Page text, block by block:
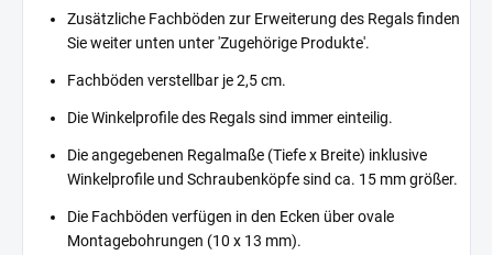
Zusätzliche Fachböden zur Erweiterung des Regals finden
Sie weiter unten unter 'Zugehörige Produkte'.
Fachböden verstellbar je 2,5 cm.
Die Winkelprofile des Regals sind immer einteilig.
Die angegebenen Regalmaße (Tiefe x Breite) inklusive
Winkelprofile und Schraubenköpfe sind ca. 15 mm größer.
Die Fachböden verfügen in den Ecken über ovale
Montagebohrungen (10 x 13 mm).